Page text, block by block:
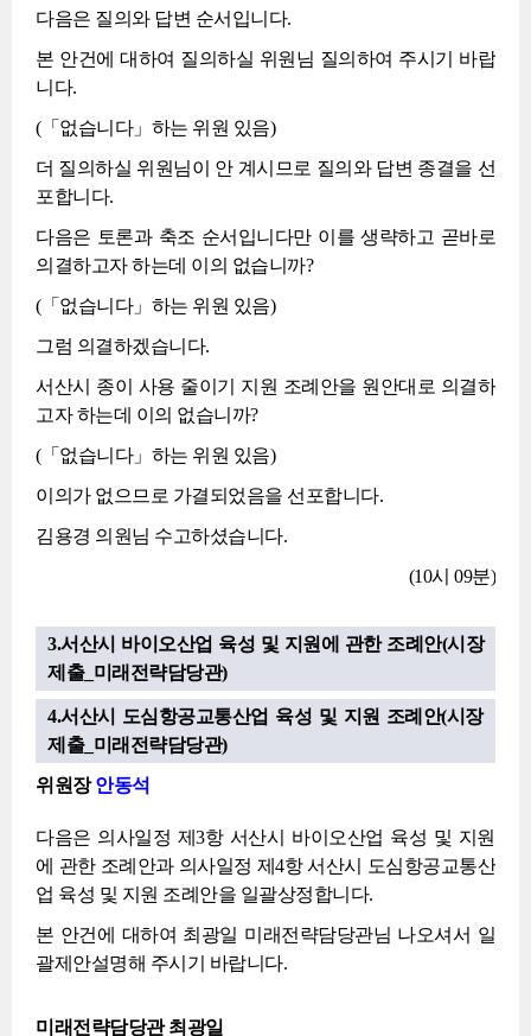
다음은 질의와 답변 순서입니다.
본 안건에 대하여 질의하실 위원님 질의하여 주시기 바랍
니다.
(「없습니다」하는 위원 있음)
더 질의하실 위원님이 안 계시므로 질의와 답변 종결을 선
포합니다.
다음은 토론과 축조 순서입니다만 이를 생략하고 곧바로
의결하고자 하는데 이의 없습니까?
(「없습니다」하는 위원 있음)
그럼 의결하겠습니다.
서산시 종이 사용 줄이기 지원 조례안을 원안대로 의결하
고자 하는데 이의 없습니까?
(「없습니다」하는 위원 있음)
이의가 없으므로 가결되었음을 선포합니다.
김용경 의원님 수고하셨습니다.
(10시 09분)
3.서산시 바이오산업 육성 및 지원에 관한 조례안(시장
제출_미래전략담당관)
4.서산시 도심항공교통산업 육성 및 지원 조례안(시장
제출_미래전략담당관)
위원장안동석
다음은 의사일정 제3항 서산시 바이오산업 육성 및 지원
에 관한 조례안과 의사일정 제4항 서산시 도심항공교통산
업 육성 및 지원 조례안을 일괄상정합니다.
본 안건에 대하여 최광일 미래전략담당관님 나오셔서 일
괄제안설명해 주시기 바랍니다.
미래전략담당관 최광일